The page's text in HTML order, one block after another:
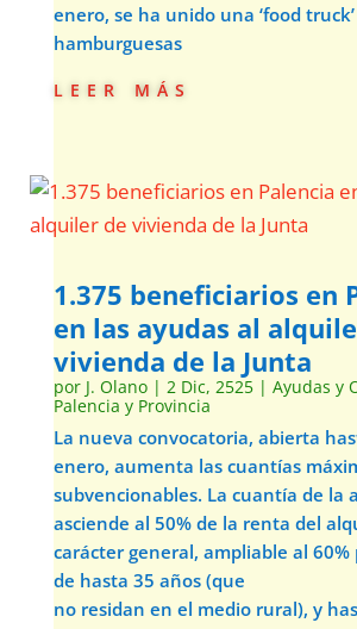
enero, se ha unido una ‘food
hamburguesas
leer más
1.375 beneficiarios en
en las ayudas al
vivienda de la Junta
por J. Olano| 2 Dic, 2525| Ayudas y
Palencia y Provincia
La nueva convocatoria, abierta
enero, aumenta las cuantías
subvencionables. La cuantía de la
asciende al 50% de la renta del
carácter general, ampliable al 60%
de hasta 35 años (que
no residan en el medio rural), y